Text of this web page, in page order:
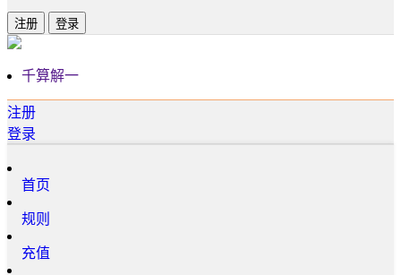
注册 登录
千算解一
注册
登录
首页
规则
充值